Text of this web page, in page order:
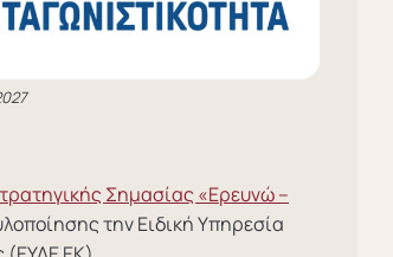
Σημασίας «Ερευνώ –
την Ειδική Υπηρεσία